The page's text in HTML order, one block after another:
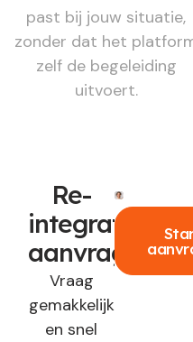
past bij jouw situatie,
zonder dat het
zelf de begeleiding
uitvoert.
Re-
integratie
aanvragen?
Vraag
gemakkelijk
en snel